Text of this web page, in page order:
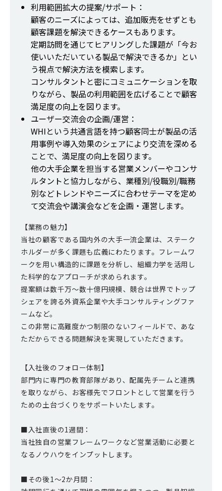
利用範囲拡大の提案/サポート：
顧客のニーズによっては、追加販売をせずとも
顧客課題を解決できるケースもあります。
定期訪問を通じてヒアリングした課題が「今お
使いいただいている製品で解決できるか」とい
う視点で解決方法を模索します。
コンサルタントと密にコミュニケーションを取
りながら、製品の利用範囲を広げることで顧客
満足度の向上を図ります。
ユーザー交流会の企画/運営：
WHIという共通言語を持つ顧客同士が製品の活
用事例や導入効果のシェアにより交流を深める
ことで、満足度の向上を図ります。
他の大手企業を担当する営業メンバーやコンサ
ルタントと協力しながら、業種別/役職別/職務
別などトレンドやニーズに合わせテーマを定め
て交流会や講演会などを企画・運営します。
【業務の魅力】
当社の顧客である国内外の大手一流企業は、ステーク
ホルダーが多く課題も広義にわたります。フレームワ
ークを用い構造的に課題を分析し、組織力学を活用し
た科学的なアプローチが求められます。
提案額は数千万～数十億円規模、競合は世界でトップ
シェアを誇る外資系企業や大手コンサルティングファ
ームなど。
この非常に高難度かつ制限のないフィールドで、あな
ただからできる問題解決を実現していただきます。
【入社後のフォロー体制】
部門内に専門の教育部隊があり、配属先チームと連携
を取りながら、お客様先でフロントとして営業を行う
ための土台づくりをサポートいたします。
■入社直後の1週間：
当社独自の営業フレームワークなど営業活動に必要と
なるノウハウをインプットします。
■その後1～2か月間：